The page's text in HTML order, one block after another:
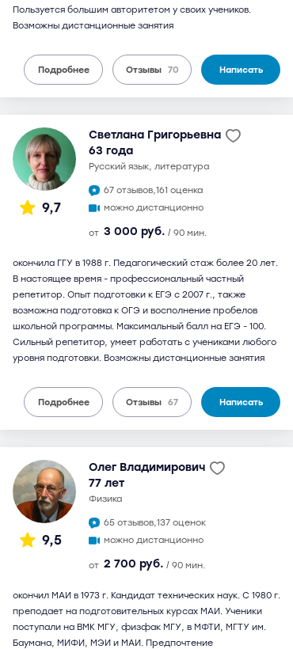
Пользуется большим авторитетом у своих учеников.
Возможны дистанционные занятия
Подробнее Отзывы 70 Написать
9,7
Светлана Григорьевна
63 года
русский язык, литература
67 отзывов,161 оценка
можно дистанционно
от 3 000 руб. / 90 мин.
окончила ГГУ в 1988 г. Педагогический стаж более 20 лет.
В настоящее время - профессиональный частный
репетитор. Опыт подготовки к ЕГЭ с 2007 г., также
возможна подготовка к ОГЭ и восполнение пробелов
школьной программы. Максимальный балл на ЕГЭ - 100.
Сильный репетитор, умеет работать с учениками любого
уровня подготовки. Возможны дистанционные занятия
Подробнее Отзывы 67 Написать
9,5
Олег Владимирович
77 лет
физика
65 отзывов,137 оценок
можно дистанционно
от 2 700 руб. / 90 мин.
окончил МАИ в 1973 г. Кандидат технических наук. С 1980 г.
преподает на подготовительных курсах МАИ. Ученики
поступали на ВМК МГУ, физфак МГУ, в МФТИ, МГТУ им.
Баумана, МИФИ, МЭИ и МАИ. Предпочтение